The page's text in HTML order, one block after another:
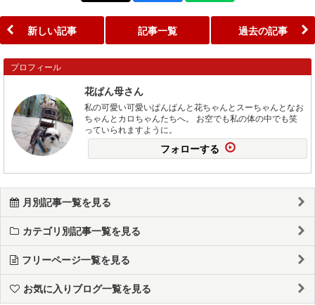
新しい記事 記事一覧 過去の記事
プロフィール
花ぱん母さん
私の可愛い可愛いぱんぱんと花ちゃんとスーちゃんとなお
ちゃんとカロちゃんたちへ。 お空でも私の体の中でも笑
っていられますように。
フォローする
月別記事一覧を見る
カテゴリ別記事一覧を見る
フリーページ一覧を見る
お気に入りブログ一覧を見る